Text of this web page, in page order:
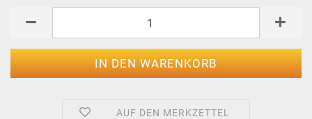
AUF DEN MERKZETTEL